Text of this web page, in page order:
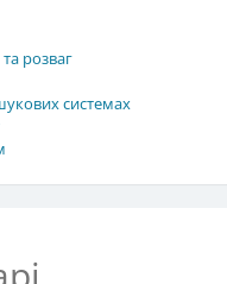
розваг
системах